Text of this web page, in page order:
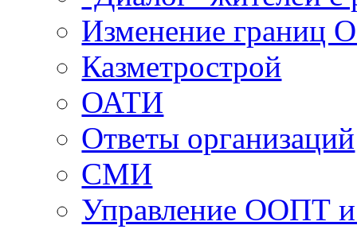
Изменение границ
Казметрострой
ОАТИ
Ответы организаций
СМИ
Управление ООПТ и